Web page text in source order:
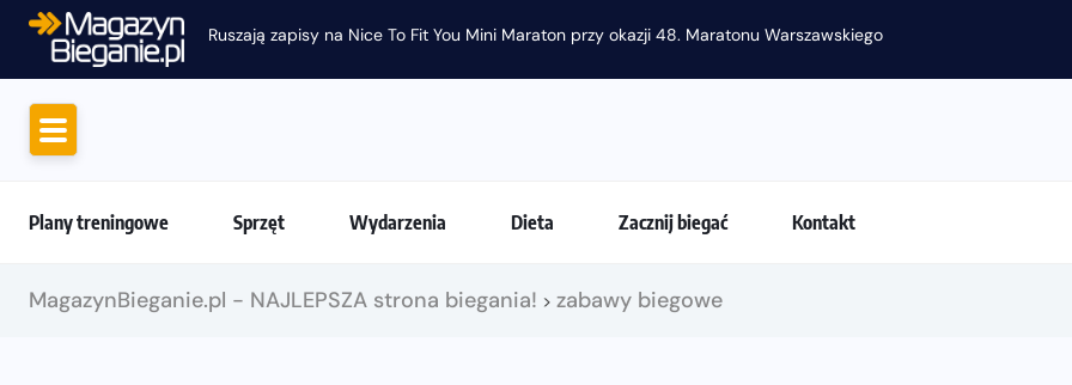
Plany treningowe Sprzęt Wydarzenia Dieta Zacznij biegać Kontakt
MagazynBieganie.pl - NAJLEPSZA strona biegania! > zabawy biegowe